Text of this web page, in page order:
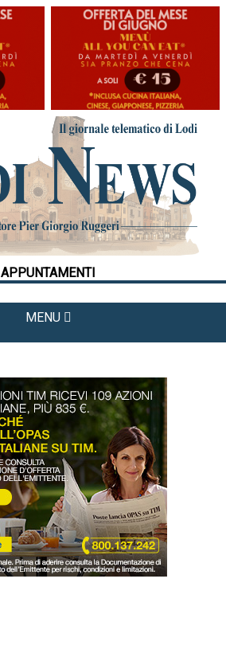
APPUNTAMENTI
MENU
HOME
CRONACA
POLITICA
LA FOTO
METEO
CULTURA
DAL TERRITORIO
OROSCOPO
LA PIAZZA
ANIMALI
OCCHIO ALLA TRUFFA
NECROLOGI